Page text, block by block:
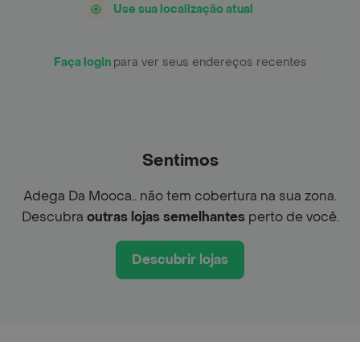
Use sua localização atual
Faça login para ver seus endereços recentes
Sentimos
Adega Da Mooca.. não tem cobertura na sua zona.
Descubra outras lojas semelhantesperto de você.
Descubrir lojas